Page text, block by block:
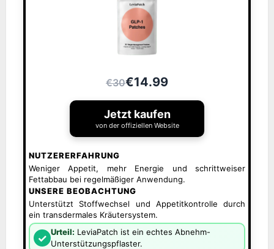
€30€14.99
Jetzt kaufen
von der offiziellen Website
NUTZERERFAHRUNG
Weniger Appetit, mehr Energie und schrittweiser
Fettabbau bei regelmäßiger Anwendung.
UNSERE BEOBACHTUNG
Unterstützt Stoffwechsel und Appetitkontrolle durch
ein transdermales Kräutersystem.
✓ Urteil: LeviaPatch ist ein echtes Abnehm-
Unterstützungspflaster.